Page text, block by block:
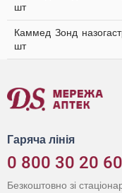
шт
Каммед Зонд
шт
Гаряча лінія
0 800 30 20 60
Безкоштовно зі